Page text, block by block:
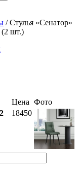
/ Стулья «Сенатор»
(2 шт.)
Цена Фото
18450